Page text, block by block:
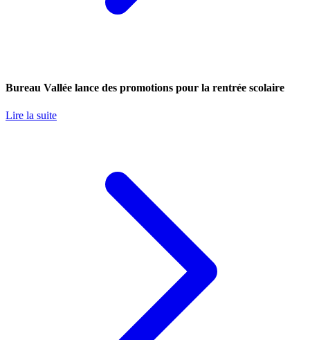
Bureau Vallée lance des promotions pour la rentrée scolaire
Lire la suite